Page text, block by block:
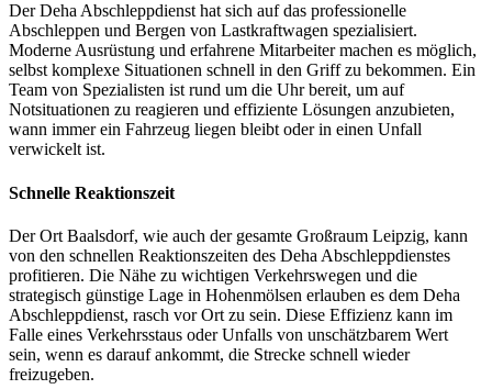
Der Deha Abschleppdienst hat sich auf das professionelle
Abschleppen und Bergen von Lastkraftwagen spezialisiert.
Moderne Ausrüstung und erfahrene Mitarbeiter machen es möglich,
selbst komplexe Situationen schnell in den Griff zu bekommen. Ein
Team von Spezialisten ist rund um die Uhr bereit, um auf
Notsituationen zu reagieren und effiziente Lösungen anzubieten,
wann immer ein Fahrzeug liegen bleibt oder in einen Unfall
verwickelt ist.
Schnelle Reaktionszeit
Der Ort Baalsdorf, wie auch der gesamte Großraum Leipzig, kann
von den schnellen Reaktionszeiten des Deha Abschleppdienstes
profitieren. Die Nähe zu wichtigen Verkehrswegen und die
strategisch günstige Lage in Hohenmölsen erlauben es dem Deha
Abschleppdienst, rasch vor Ort zu sein. Diese Effizienz kann im
Falle eines Verkehrsstaus oder Unfalls von unschätzbarem Wert
sein, wenn es darauf ankommt, die Strecke schnell wieder
freizugeben.